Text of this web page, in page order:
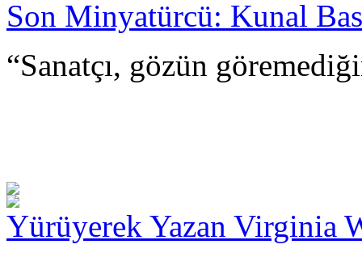
Son Minyatürcü: Kunal
“Sanatçı, gözün
Yürüyerek Yazan Virginia